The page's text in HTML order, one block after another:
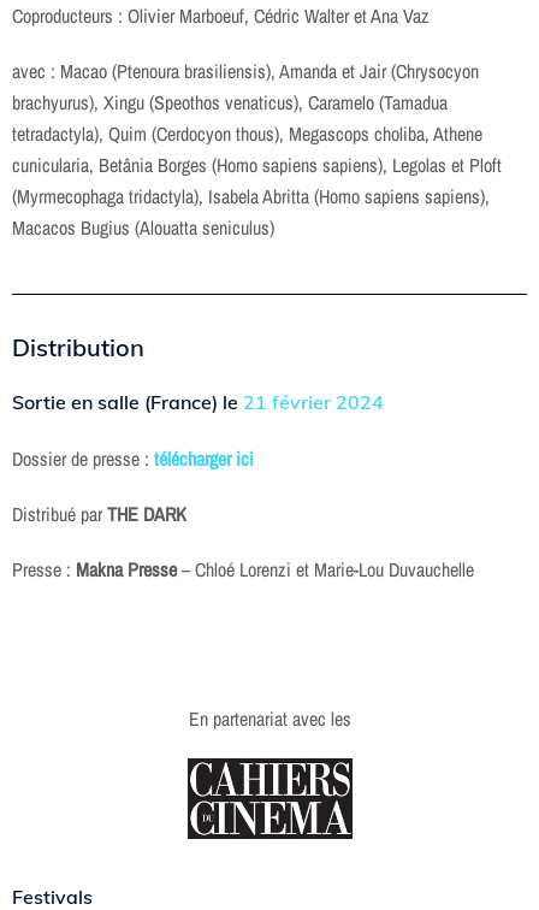
Coproducteurs : Olivier Marboeuf, Cédric Walter et Ana Vaz
avec : Macao (Ptenoura brasiliensis), Amanda et Jair (Chrysocyon
brachyurus), Xingu (Speothos venaticus), Caramelo (Tamadua
tetradactyla), Quim (Cerdocyon thous), Megascops choliba, Athene
cunicularia, Betânia Borges (Homo sapiens sapiens), Legolas et Ploft
(Myrmecophaga tridactyla), Isabela Abritta (Homo sapiens sapiens),
Macacos Bugius (Alouatta seniculus)
Distribution
Sortie en salle (France) le 21 février 2024
Dossier de presse : télécharger ici
Distribué parTHE DARK
Presse : Makna Presse– Chloé Lorenzi et Marie-Lou Duvauchelle
En partenariat avec les
Festivals